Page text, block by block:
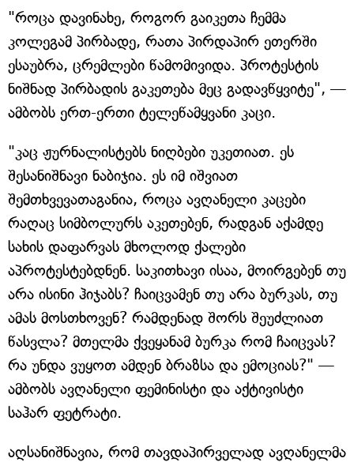
"როცა დავინახე, როგორ გაიკეთა ჩემმა
კოლეგამ პირბადე, რათა პირდაპირ ეთერში
ესაუბრა, ცრემლები წამომივიდა. პროტესტის
ნიშნად პირბადის გაკეთება მეც გადავწყვიტე", —
ამბობს ერთ-ერთი ტელეწამყვანი კაცი.
"კაც ჟურნალისტებს ნიღბები უკეთიათ. ეს
შესანიშნავი ნაბიჯია. ეს იმ იშვიათ
შემთხვევათაგანია, როცა ავღანელი კაცები
რაღაც სიმბოლურს აკეთებენ, რადგან აქამდე
სახის დაფარვას მხოლოდ ქალები
აპროტესტებდნენ. საკითხავი ისაა, მოირგებენ თუ
არა ისინი ჰიჯაბს? ჩაიცვამენ თუ არა ბურკას, თუ
ამას მოსთხოვენ? რამდენად შორს შეუძლიათ
წასვლა? მთელმა ქვეყანამ ბურკა რომ ჩაიცვას?
რა უნდა ვუყოთ ამდენ ბრაზსა და ემოციას?" —
ამბობს ავღანელი ფემინისტი და აქტივისტი
საჰარ ფეტრატი.
აღსანიშნავია, რომ თავდაპირველად ავღანელმა